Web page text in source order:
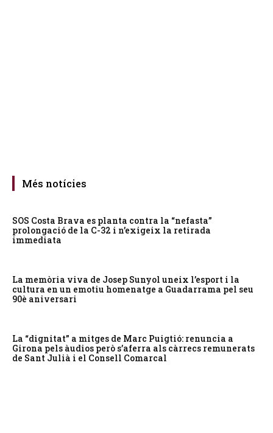
Més notícies
SOS Costa Brava es planta contra la “nefasta”
prolongació de la C-32 i n’exigeix la retirada
immediata
La memòria viva de Josep Sunyol uneix l’esport i la
cultura en un emotiu homenatge a Guadarrama pel seu
90è aniversari
La “dignitat” a mitges de Marc Puigtió: renuncia a
Girona pels àudios però s’aferra als càrrecs remunerats
de Sant Julià i el Consell Comarcal